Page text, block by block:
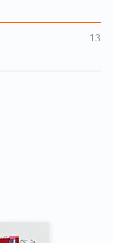
13